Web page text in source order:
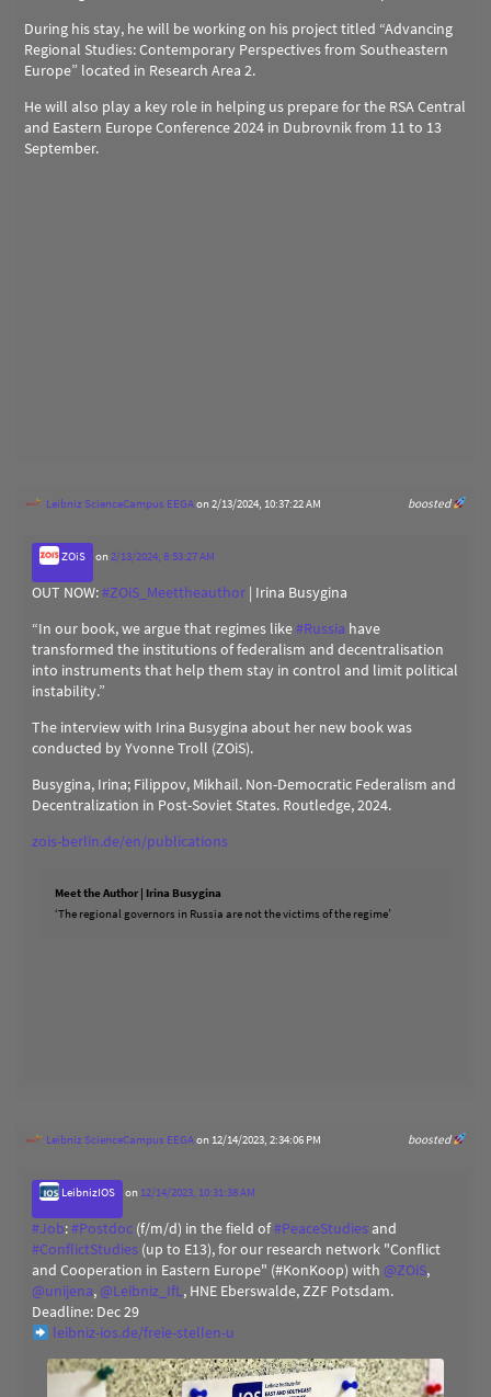
During his stay, he will be working on his project titled “Advancing
Regional Studies: Contemporary Perspectives from Southeastern
Europe” located in Research Area 2.
He will also play a key role in helping us prepare for the RSA Central
and Eastern Europe Conference 2024 in Dubrovnik from 11 to 13
September.
boosted
Leibniz ScienceCampus EEGAon 2/13/2024, 10:37:22 AM
ZOiS on2/13/2024, 8:53:27 AM
OUT NOW:#ZOiS_Meettheauthor | Irina Busygina
“In our book, we argue that regimes like#Russia have
transformed the institutions of federalism and decentralisation
into instruments that help them stay in control and limit political
instability.”
The interview with Irina Busygina about her new book was
conducted by Yvonne Troll (ZOiS).
Busygina, Irina; Filippov, Mikhail. Non-Democratic Federalism and
Decentralization in Post-Soviet States. Routledge, 2024.
zois-berlin.de/en/publications
Meet the Author | Irina Busygina
‘The regional governors in Russia are not the victims of the regime’
boosted
Leibniz ScienceCampus EEGAon 12/14/2023, 2:34:06 PM
LeibnizIOS on 12/14/2023, 10:31:38 AM
#Job:#Postdoc (f/m/d) in the field of#PeaceStudiesand
#ConflictStudies (up to E13), for our research network "Conflict
and Cooperation in Eastern Europe" (#KonKoop) with @ZOiS,
@unijena, @Leibniz_IfL, HNE Eberswalde, ZZF Potsdam.
Deadline: Dec 29
leibniz-ios.de/freie-stellen-u